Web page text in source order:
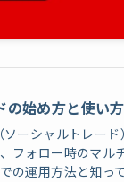
の始め方と使い
ーシャルトレー
フォロー時のマル
の運用方法と知っ